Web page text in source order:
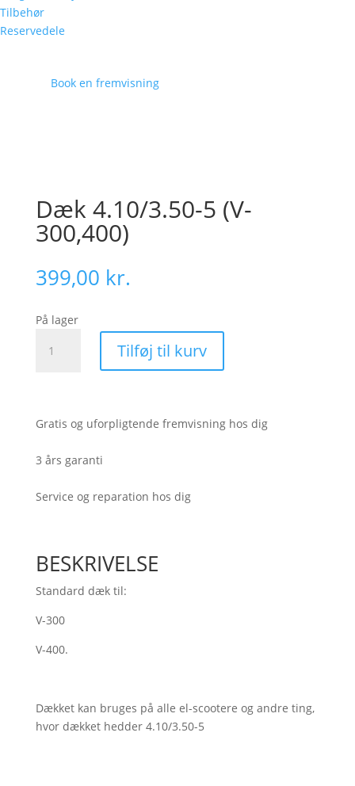
Tilbehør
Reservedele
Book en fremvisning
Dæk 4.10/3.50-5 (V-
300,400)
399,00 kr.
På lager
4.10/3.50-
antal
Tilføj til kurv
Gratis og uforpligtende fremvisning hos dig
3 års garanti
Service og reparation hos dig
BESKRIVELSE
Standard dæk til:
V-300
V-400.
Dækket kan bruges på alle el-scootere og andre ting,
hvor dækket hedder 4.10/3.50-5